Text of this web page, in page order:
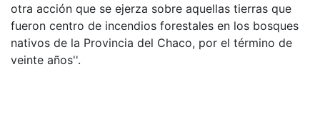
otra acción que se ejerza sobre aquellas tierras que
fueron centro de incendios forestales en los bosques
nativos de la Provincia del Chaco, por el término de
veinte años''.